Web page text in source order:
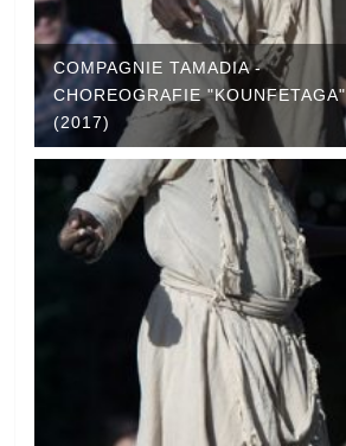
COMPAGNIE TAMADIA -
CHOREOGRAFIE "KOUNFETAGA"
(2017)